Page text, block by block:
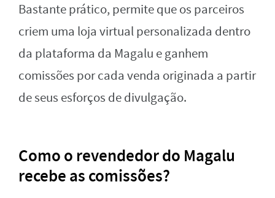
Bastante prático, permite que os parceiros
criem uma loja virtual personalizada dentro
da plataforma da Magalu e ganhem
comissões por cada venda originada a partir
de seus esforços de divulgação.
Como o revendedor do Magalu
recebe as comissões?